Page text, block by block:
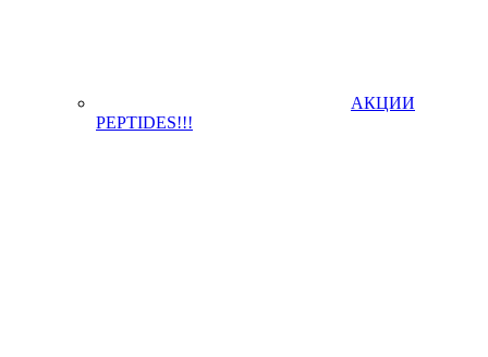
АКЦИИ
PEPTIDES!!!